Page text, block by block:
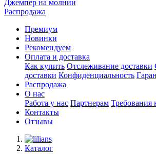
Джемпер на молнии
Распродажа
Премиум
Новинки
Рекомендуем
Оплата и доставка
Как купить Отслеживание доставки
доставки Конфиденциальность
Распродажа
О нас
Работа у нас Партнерам Требования
Контакты
Отзывы
Каталог